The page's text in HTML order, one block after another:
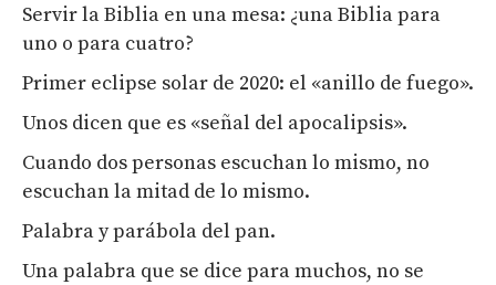
Servir la Biblia en una mesa: ¿una Biblia para
uno o para cuatro?
Primer eclipse solar de 2020: el «anillo de fuego».
Unos dicen que es «señal del apocalipsis».
Cuando dos personas escuchan lo mismo, no
escuchan la mitad de lo mismo.
Palabra y parábola del pan.
Una palabra que se dice para muchos, no se